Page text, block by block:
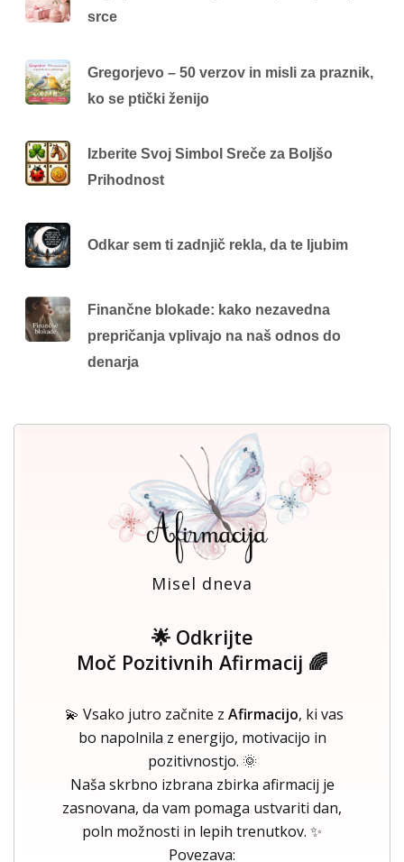
srce
Gregorjevo – 50 verzov in misli za praznik,
ko se ptički ženijo
Izberite Svoj Simbol Sreče za Boljšo
Prihodnost
Odkar sem ti zadnjič rekla, da te ljubim
Finančne blokade: kako nezavedna
prepričanja vplivajo na naš odnos do
denarja
Misel dneva
🌟 Odkrijte
Moč Pozitivnih Afirmacij 🌈
💫 Vsako jutro začnite z Afirmacijo, ki vas
bo napolnila z energijo, motivacijo in
pozitivnostjo. 🌞
Naša skrbno izbrana zbirka afirmacij je
zasnovana, da vam pomaga ustvariti dan,
poln možnosti in lepih trenutkov. ✨
Povezava: